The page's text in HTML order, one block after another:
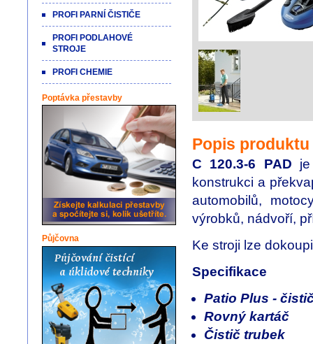
Popis produktu
C 120.3-6 PAD
konstrukci a
automobilů,
výrobků, nádvoří,
Ke stroji lze
Specifikace
Patio Plus -
Rovný kartáč
Čistič trubek
PROFI PARNÍ ČISTIČE
PROFI PODLAHOVÉ
STROJE
PROFI CHEMIE
Poptávka přestavby
Půjčovna